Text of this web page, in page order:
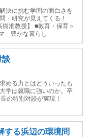
決に挑む学問の面白さを
・研究が見えてくる！
樹准教授】 ■教育・保育＞
豊かな暮らし
談
める力とはどういったも
学は就職に強いのか。卒
の特別対談が実現！
する浜辺の環境問